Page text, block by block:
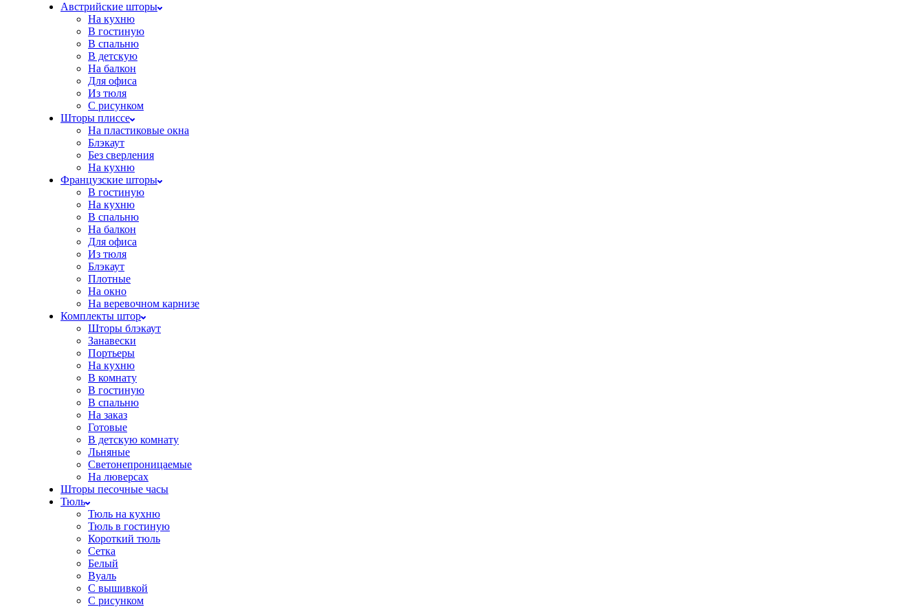
Австрийские шторы
На кухню
В гостиную
В спальню
В детскую
На балкон
Для офиса
Из тюля
С рисунком
Шторы плиссе
На пластиковые окна
Блэкаут
Без сверления
На кухню
Французские шторы
В гостиную
На кухню
В спальню
На балкон
Для офиса
Из тюля
Блэкаут
Плотные
На окно
На веревочном карнизе
Комплекты штор
Шторы блэкаут
Занавески
Портьеры
На кухню
В комнату
В гостиную
В спальню
На заказ
Готовые
В детскую комнату
Льняные
Светонепроницаемые
На люверсах
Шторы песочные часы
Тюль
Тюль на кухню
Тюль в гостиную
Короткий тюль
Сетка
Белый
Вуаль
С вышивкой
С рисунком